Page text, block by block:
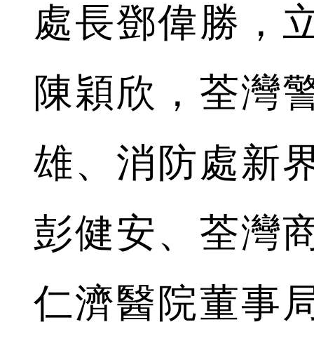
處長鄧偉勝，
陳穎欣，荃灣
雄、消防處新
彭健安、荃灣
仁濟醫院董事